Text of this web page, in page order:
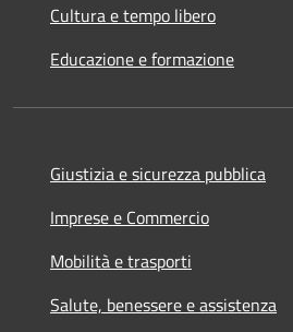
Cultura e tempo libero
Educazione e formazione
Giustizia e sicurezza pubblica
Imprese e Commercio
Mobilità e trasporti
Salute, benessere e assistenza